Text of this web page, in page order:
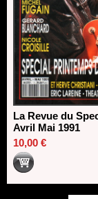
La Revue du
Avril Mai 1991
10,00 €